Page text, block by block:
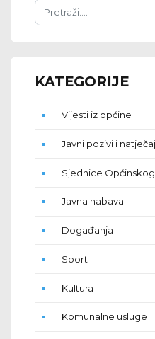
KATEGORIJE
Vijesti iz općine
Javni pozivi i
Sjednice
Javna nabava
Događanja
Sport
Kultura
Komunalne usluge